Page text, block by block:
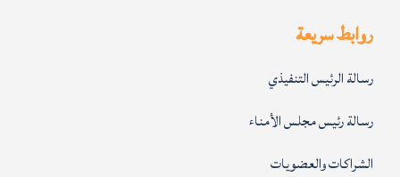
روابط سريعة
رسالة الرئيس التنفيذي
رسالة رئيس مجلس الأمناء
الشراكات والعضويات